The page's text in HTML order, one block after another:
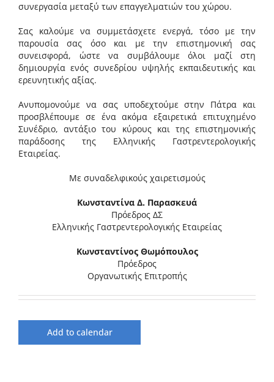
συνεργασία μεταξύ των επαγγελματιών του χώρου.
Σας καλούμε να συμμετάσχετε ενεργά, τόσο με την
παρουσία σας όσο και με την επιστημονική σας
συνεισφορά, ώστε να συμβάλουμε όλοι μαζί στη
δημιουργία ενός συνεδρίου υψηλής εκπαιδευτικής και
ερευνητικής αξίας.
Ανυπομονούμε να σας υποδεχτούμε στην Πάτρα και
προσβλέπουμε σε ένα ακόμα εξαιρετικά επιτυχημένο
Συνέδριο, αντάξιο του κύρους και της επιστημονικής
παράδοσης της Ελληνικής Γαστρεντερολογικής
Εταιρείας.
Με συναδελφικούς χαιρετισμούς
Κωνσταντίνα Δ. Παρασκευά
Πρόεδρος ΔΣ
Ελληνικής Γαστρεντερολογικής Εταιρείας
Κωνσταντίνος Θωμόπουλος
Πρόεδρος
Οργανωτικής Επιτροπής
Add to calendar